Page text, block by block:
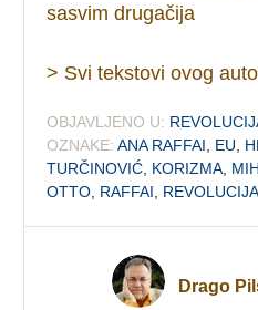
sasvim drugačija
> Svi tekstovi ovog
OBJAVLJENO U:
OZNAKE: ANA RAFFAI EU
TURČINOVIĆ KORIZMA
OTTO RAFFAI
Drago